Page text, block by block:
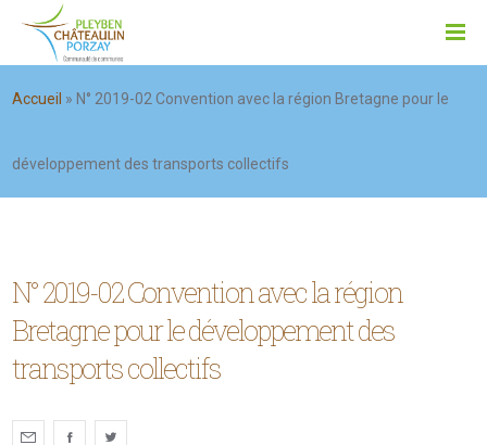
Accueil » N° 2019-02 Convention avec la région Bretagne pour le
développement des transports collectifs
N° 2019-02 Convention avec la région
Bretagne pour le développement des
transports collectifs